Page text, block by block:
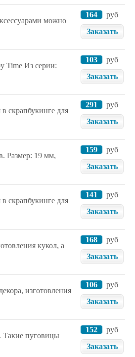
можно
164
руб
Заказать
Time Из серии:
103
руб
Заказать
скрапбукинге для
291
руб
Заказать
Размер: 19 мм,
159
руб
Заказать
скрапбукинге для
141
руб
Заказать
кукол, а
168
руб
Заказать
изготовления
106
руб
Заказать
Такие пуговицы
152
руб
Заказать